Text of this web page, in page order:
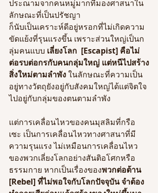
ประณามจากคนหมู่มากที่มองศาสนาใน
ลักษณะที่เป็นปรัชญา
ก็นับเป็นเคราะห์ดีอยู่หรอกที่ไม่เกิดความ
ขัดแย้งที่รุนแรงขึ้น เพราะส่วนใหญ่เป็นก
ลุ่มคนแบบ เลี่ยงโลก  [Escapist] คือไม่
ต่อรบต่อกรกับคนกลุ่มใหญ่ แต่หนีไปสร้าง
สิ่งใหม่ตามลำพัง ในลักษณะที่ความเป็น
อยู่ทางวัตถุยังอยู่กับสังคมใหญ่ได้แต่จิตใจ
ไปอยู่กับกลุ่มของตนตามลำพัง
แต่การเคลื่อนไหวของคนมุสลิมที่กรือ
เซะ เป็นการเคลื่อนไหวทางศาสนาที่มี
ความรุนแรง ไม่เหมือนการเคลื่อนไหว
ของพวกเลี่ยงโลกอย่างสันติอโศกหรือ
ธรรมกาย หากเป็นเรื่องของพวกต่อต้าน
[Rebel] ที่ไม่พอใจกับโลกปัจจุบัน จำต้อง